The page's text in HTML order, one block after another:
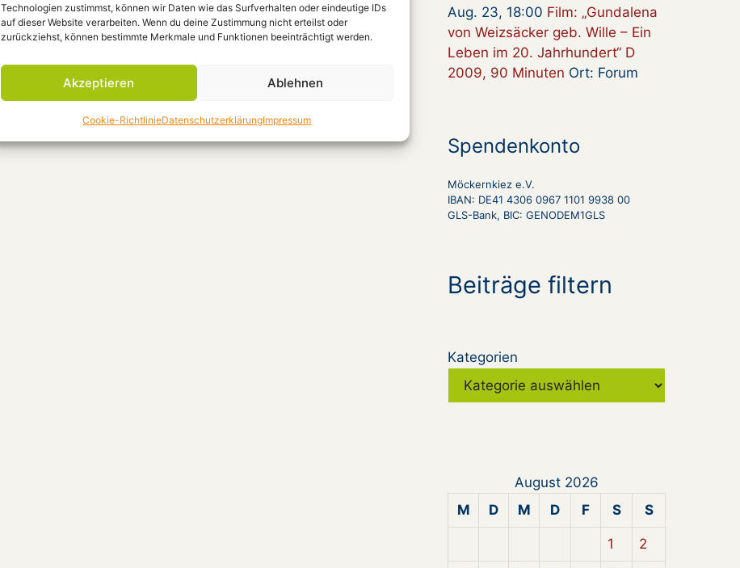
Technologien zustimmst, können wir Daten wie das Surfverhalten oder eindeutige IDs
auf dieser Website verarbeiten. Wenn du deine Zustimmung nicht erteilst oder
zurückziehst, können bestimmte Merkmale und Funktionen beeinträchtigt werden.
Akzeptieren Ablehnen
Cookie-RichtlinieDatenschutzerklärungImpressum
Aug. 23, 18:00 Film: „Gundalena
von Weizsäcker geb. Wille – Ein
Leben im 20. Jahrhundert“ D
2009, 90 Minuten Ort: Forum
Spendenkonto
Möckernkiez e.V.
IBAN: DE41 4306 0967 1101 9938 00
GLS-Bank, BIC: GENODEM1GLS
Beiträge filtern
Kategorien
August 2026
M
D M D F S S
1 2